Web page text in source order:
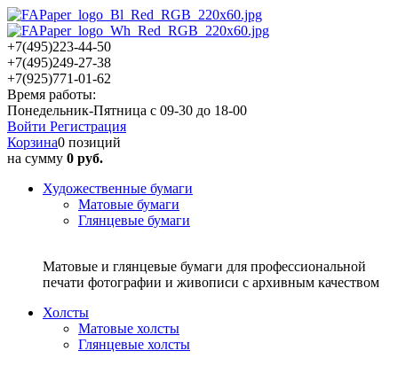
+7(495)223-44-50
+7(495)249-27-38
+7(925)771-01-62
Время работы:
Понедельник-Пятница с 09-30 до 18-00
Войти Регистрация
Корзина0 позиций
на сумму 0 руб.
Художественные бумаги
Матовые бумаги
Глянцевые бумаги
Матовые и глянцевые бумаги для профессиональной
печати фотографии и живописи с архивным качеством
Холсты
Матовые холсты
Глянцевые холсты